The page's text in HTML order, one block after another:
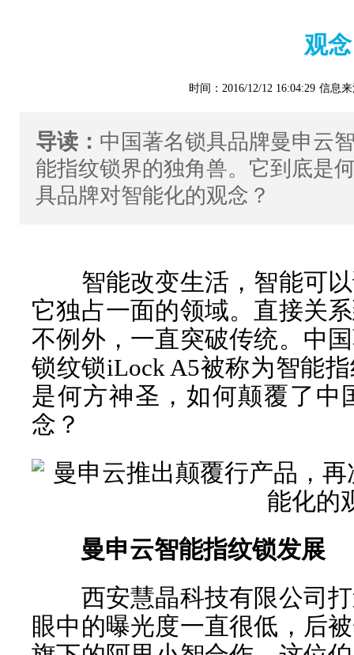
观念
时间：2016/12/12 16:04:29 信息
导读： 中国著名锁具品牌曼申云
能指纹锁界的独角兽。它到底是
具品牌对智能化的观念？
智能改变生活，智能可以
它独占一面的领域。直接关
不例外，一直突破传统。中
锁纹锁iLock A5被称为智能
是何方神圣，如何颠覆了 中
念？
曼申云智能指纹锁发展
西安慧晶科技有限公司打
眼中的曝光度一直很低，后